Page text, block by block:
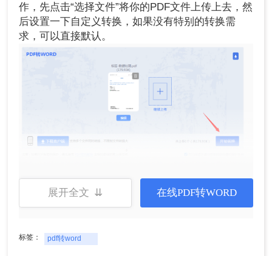
作，先点击“选择文件”将你的PDF文件上传上去，然
后设置一下自定义转换，如果没有特别的转换需
求，可以直接默认。
展开全文 ⇊ 在线PDF转WORD
标签： pdf转word